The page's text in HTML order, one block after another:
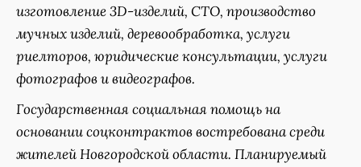
изготовление 3D-изделий, СТО, производство
мучных изделий, деревообработка, услуги
риелторов, юридические консультации, услуги
фотографов и видеографов.
Государственная социальная помощь на
основании соцконтрактов востребована среди
жителей Новгородской области. Планируемый